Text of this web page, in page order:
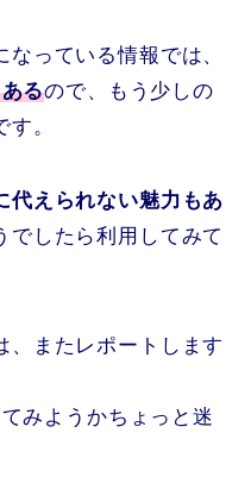
っている情報では、
るので、もう少しの
。
代えられない魅力もあ
でしたら利用してみて
、またレポートします
みようかちょっと迷